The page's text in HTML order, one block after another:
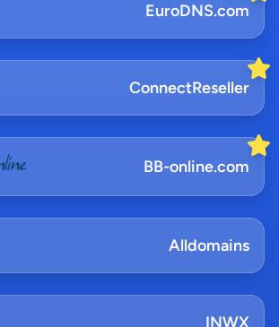
EuroDNS.com
ConnectReseller
BB-online.com
Alldomains
INWX